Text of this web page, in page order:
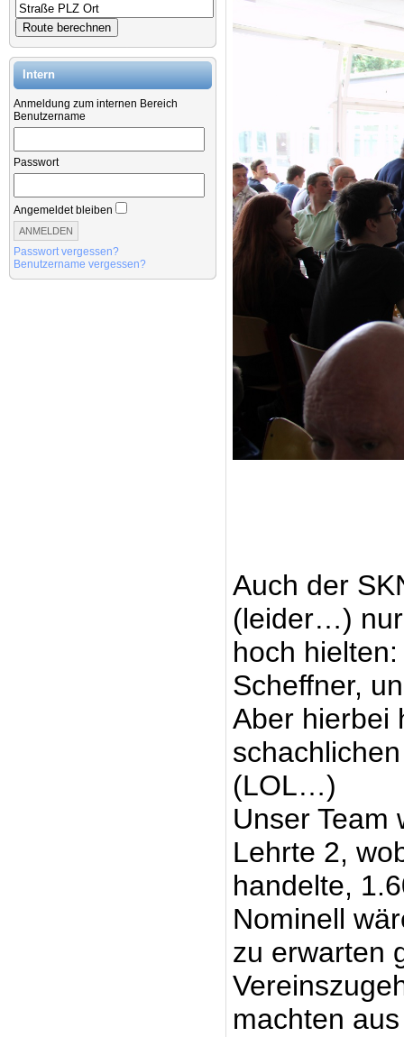
Intern
Anmeldung zum internen Bereich
Benutzername
Passwort
Angemeldet bleiben
Passwort vergessen?
Benutzername vergessen?
Auch der
(leider…) nur
hoch
Scheffner,
Aber hierbei
(LOL…)
Unser Team
Lehrte 2,
handelte,
Nominell
zu erwarten
machten